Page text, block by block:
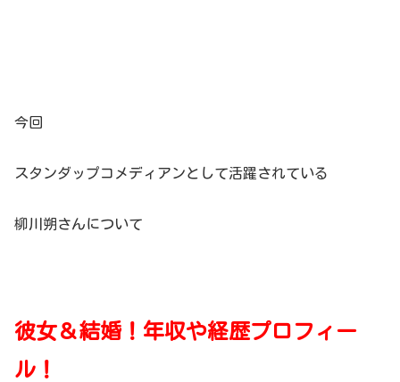
今回
スタンダップコメディアンとして活躍されている
柳川朔さんについて
彼女＆結婚！年収や経歴プロフィー
ル！